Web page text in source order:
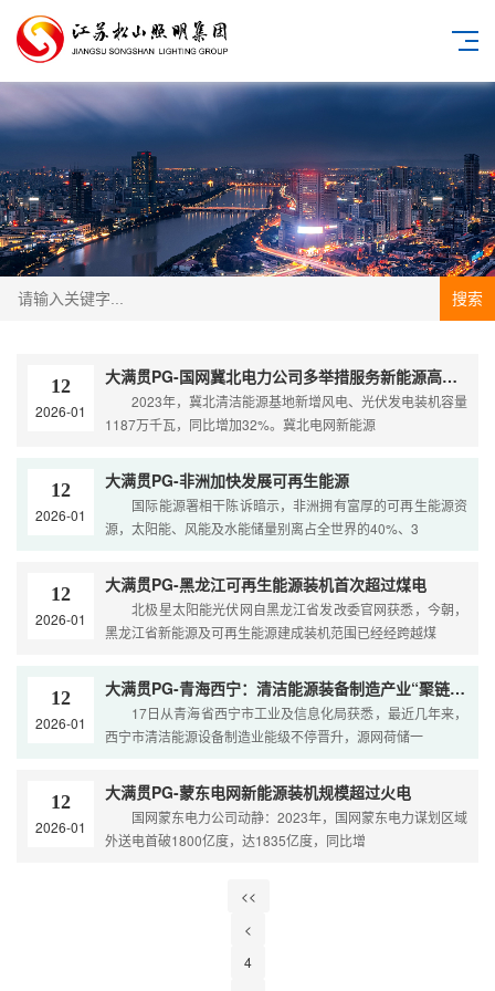
搜索
12
2026-01
大满贯PG-国网冀北电力公司多举措服务新能源高质量发展
2023年，冀北清洁能源基地新增风电、光伏发电装机容量
1187万千瓦，同比增加32%。冀北电网新能源
12
2026-01
大满贯PG-非洲加快发展可再生能源
国际能源署相干陈诉暗示，非洲拥有富厚的可再生能源资
源，太阳能、风能及水能储量别离占全世界的40%、3
12
2026-01
大满贯PG-黑龙江可再生能源装机首次超过煤电
北极星太阳能光伏网自黑龙江省发改委官网获悉，今朝，
黑龙江省新能源及可再生能源建成装机范围已经经跨越煤
12
2026-01
大满贯PG-青海西宁：清洁能源装备制造产业“聚链成群”
17日从青海省西宁市工业及信息化局获悉，最近几年来，
西宁市清洁能源设备制造业能级不停晋升，源网荷储一
12
2026-01
大满贯PG-蒙东电网新能源装机规模超过火电
国网蒙东电力公司动静：2023年，国网蒙东电力谋划区域
外送电首破1800亿度，达1835亿度，同比增
<<
<
4